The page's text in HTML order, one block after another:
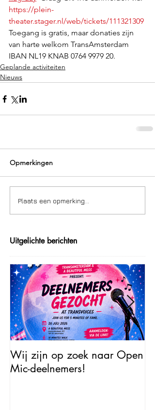
https://plein-
theater.stager.nl/web/tickets/111321309
Toegang is gratis, maar donaties zijn
van harte welkom TransAmsterdam
IBAN NL19 KNAB 0764 9979 20.
Geplande activiteiten
Nieuws
Opmerkingen
Plaats een opmerking...
Uitgelichte berichten
Wij zijn op zoek naar Open
Mic-deelnemers!